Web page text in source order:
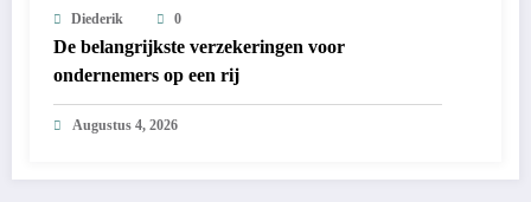
Diederik 0
De belangrijkste verzekeringen voor
ondernemers op een rij
Augustus 4, 2026